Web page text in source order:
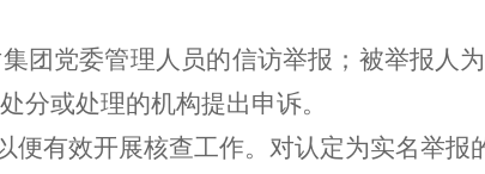
团党委管理人员的信访举报；被举报人
分或处理的机构提出申诉。
便有效开展核查工作。对认定为实名举报